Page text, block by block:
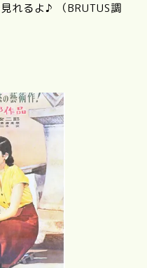
れるよ♪ （BRUTUS調